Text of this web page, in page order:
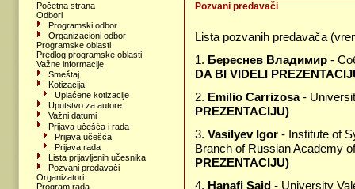
Početna strana
Odbori
Programski odbor
Organizacioni odbor
Programske oblasti
Predlog programske oblasti
Važne informacije
Smeštaj
Kotizacija
Uplaćene kotizacije
Uputstvo za autore
Važni datumi
Prijava učešća i rada
Prijava učešća
Prijava rada
Lista prijavljenih učesnika
Pozvani predavači
Organizatori
Program rada
Pozvani predavači
Lista pozvanih predavača
1. Береснев Владимир-
DA BI VIDELI
2. Emilio Carrizosa-
PREZENTACIJU)
3. Vasilyev Igor- Institute of
Branch of Russian Academy
PREZENTACIJU)
4. Hanafi Said- University